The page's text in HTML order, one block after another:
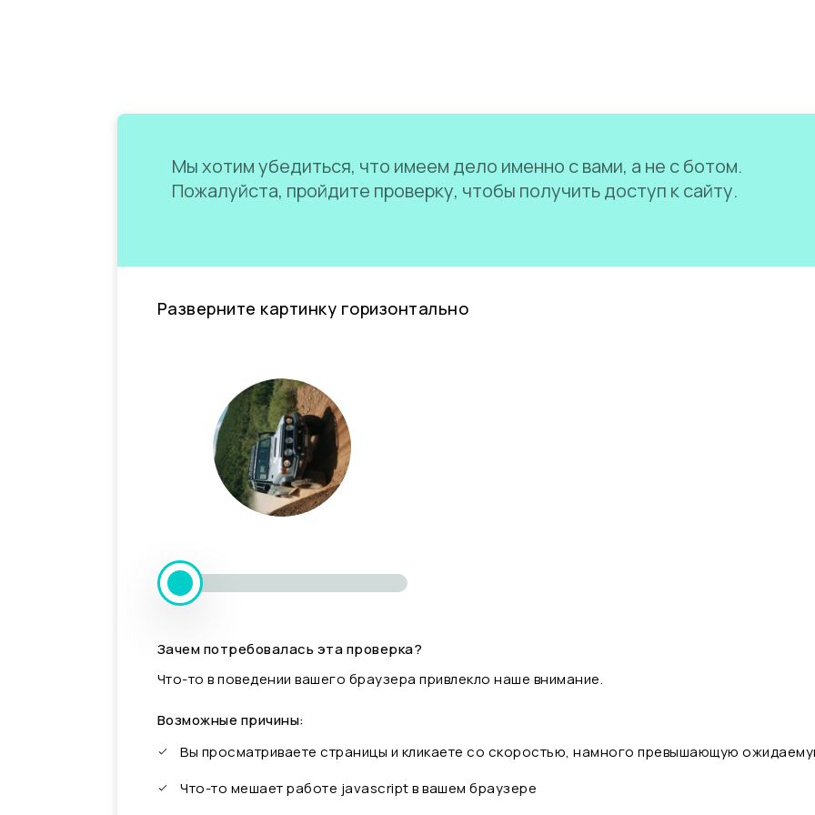
Мы хотим убедиться, что имеем дело именно с вами, а не с ботом.
Пожалуйста, пройдите проверку, чтобы получить доступ к сайту.
Разверните картинку горизонтально
Зачем потребовалась эта проверка?
Что-то в поведении вашего браузера привлекло наше внимание.
Возможные причины:
Вы просматриваете страницы и кликаете со скоростью, намного превышающую
Что-то мешает работе javascript в вашем браузере